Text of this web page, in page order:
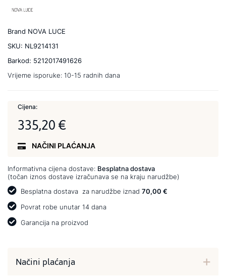
Brand NOVA LUCE
SKU: NL9214131
Barkod: 5212017491626
Vrijeme isporuke: 10-15 radnih dana
Cijena:
335,20 €
NAČINI PLAĆANJA
Informativna cijena dostave: Besplatna dostava
(točan iznos dostave izračunava se na kraju narudžbe)
Besplatna dostava za narudžbe iznad 70,00 €
Povrat robe unutar 14 dana
Garancija na proizvod
Načini plaćanja